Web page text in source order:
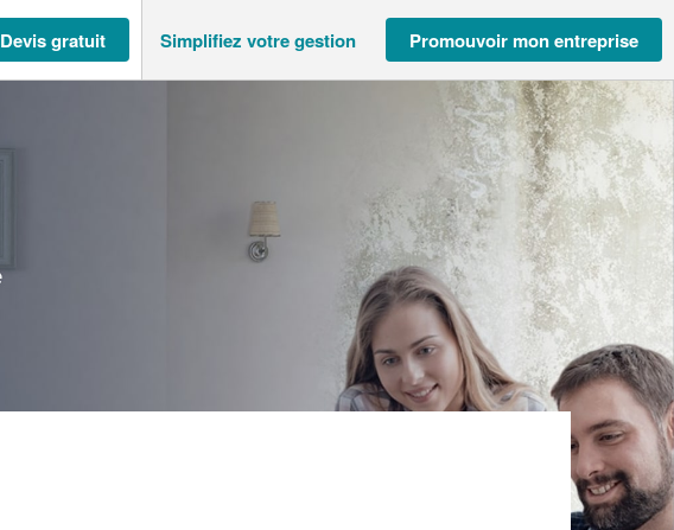
Devis gratuit Simplifiez votre gestion Promouvoir mon entreprise